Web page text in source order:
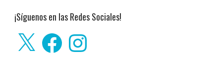
¡Síguenos en las Redes Sociales!
FacebookInstagram